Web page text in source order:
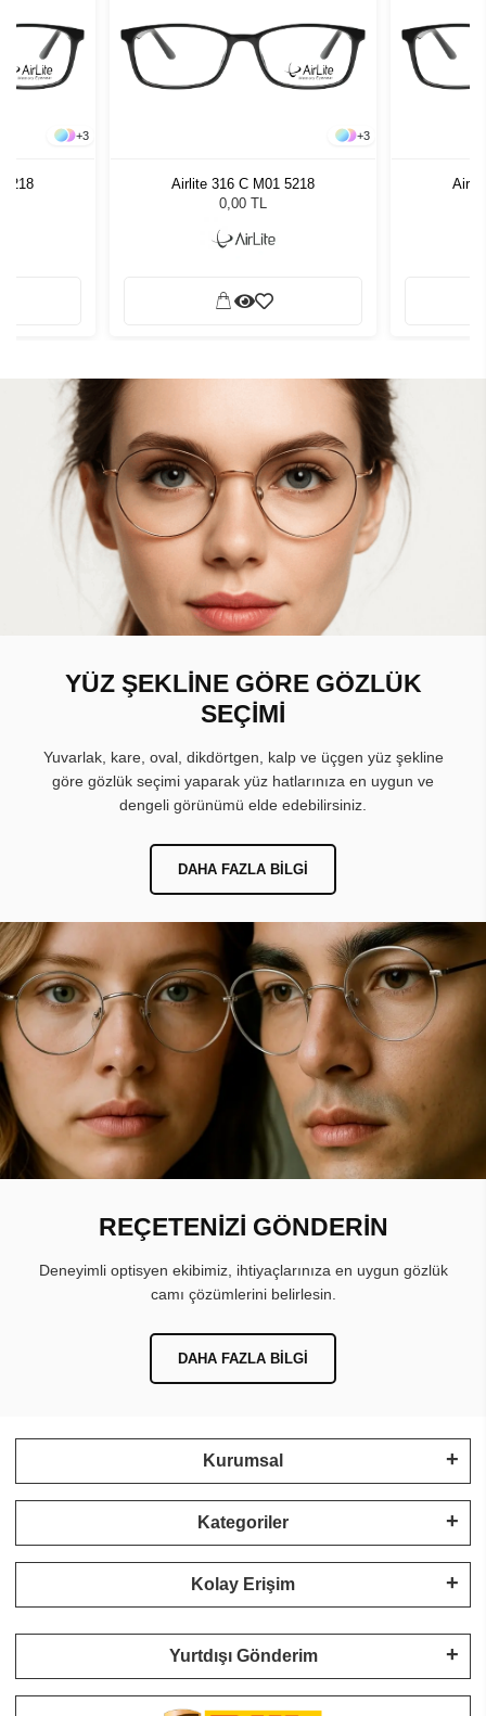
+3 +3
Airlite 316 C M01 5218
0,00 TL
YÜZ ŞEKLİNE GÖRE GÖZLÜK
SEÇİMİ
Yuvarlak, kare, oval, dikdörtgen, kalp ve üçgen yüz şekline
göre gözlük seçimi yaparak yüz hatlarınıza en uygun ve
dengeli görünümü elde edebilirsiniz.
DAHA FAZLA BILGI
REÇETENİZİ GÖNDERİN
Deneyimli optisyen ekibimiz, ihtiyaçlarınıza en uygun gözlük
camı çözümlerini belirlesin.
DAHA FAZLA BILGI
Kurumsal
Kategoriler
Kolay Erişim
Yurtdışı Gönderim